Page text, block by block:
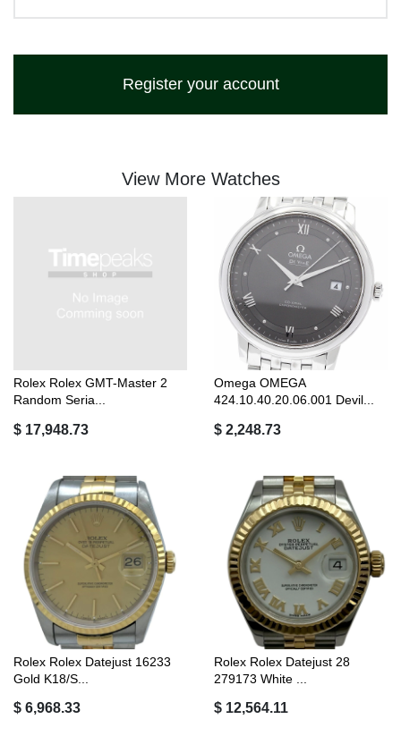
Register your account
View More Watches
Rolex Rolex GMT-Master 2
Random Seria...
$ 17,948.73
Omega OMEGA
424.10.40.20.06.001 Devil...
$ 2,248.73
Rolex Rolex Datejust 16233
Gold K18/S...
$ 6,968.33
Rolex Rolex Datejust 28
279173 White ...
$ 12,564.11